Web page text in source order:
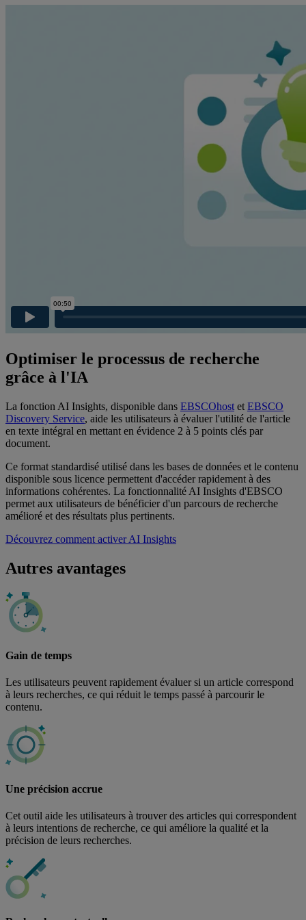
Optimiser le processus de recherche
grâce à l'IA
La fonction AI Insights, disponible dans EBSCOhost et EBSCO
Discovery Service, aide les utilisateurs à évaluer l'utilité de l'article
en texte intégral en mettant en évidence 2 à 5 points clés par
document.
Ce format standardisé utilisé dans les bases de données et le contenu
disponible sous licence permettent d'accéder rapidement à des
informations cohérentes. La fonctionnalité AI Insights d'EBSCO
permet aux utilisateurs de bénéficier d'un parcours de recherche
amélioré et des résultats plus pertinents.
Découvrez comment activer AI Insights
Autres avantages
Gain de temps
Les utilisateurs peuvent rapidement évaluer si un article correspond
à leurs recherches, ce qui réduit le temps passé à parcourir le
contenu.
Une précision accrue
Cet outil aide les utilisateurs à trouver des articles qui correspondent
à leurs intentions de recherche, ce qui améliore la qualité et la
précision de leurs recherches.